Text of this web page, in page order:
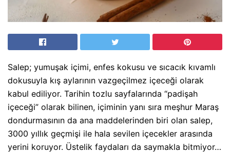
Salep; yumuşak içimi, enfes kokusu ve sıcacık kıvamlı
dokusuyla kış aylarının vazgeçilmez içeceği olarak
kabul ediliyor. Tarihin tozlu sayfalarında “padişah
içeceği” olarak bilinen, içiminin yanı sıra meşhur Maraş
dondurmasının da ana maddelerinden biri olan salep,
3000 yıllık geçmişi ile hala sevilen içecekler arasında
yerini koruyor. Üstelik faydaları da saymakla bitmiyor…